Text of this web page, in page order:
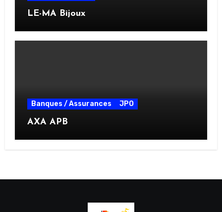
LE-MA Bijoux
Banques / Assurances JPO
AXA APB